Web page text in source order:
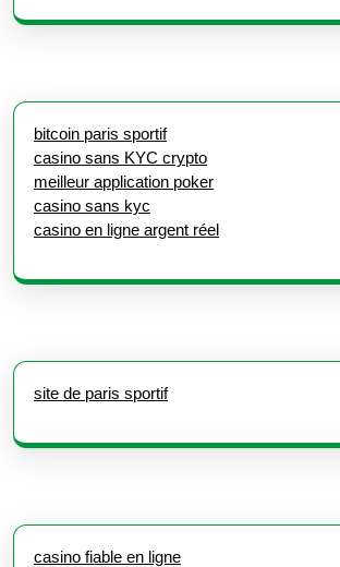
bitcoin paris sportif
casino sans KYC crypto
meilleur application poker
casino sans kyc
casino en ligne argent réel
site de paris sportif
casino fiable en ligne